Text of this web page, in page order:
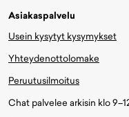
Asiakaspalvelu
Usein kysytyt kysymykset
Yhteydenottolomake
Peruutusilmoitus
Chat palvelee arkisin klo